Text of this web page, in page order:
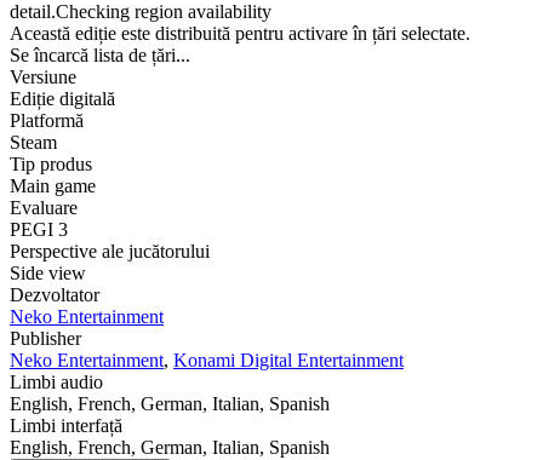
detail.Checking region availability
Această ediție este distribuită pentru activare în țări selectate.
Se încarcă lista de țări...
Versiune
Ediție digitală
Platformă
Steam
Tip produs
Main game
Evaluare
PEGI 3
Perspective ale jucătorului
Side view
Dezvoltator
Neko Entertainment
Publisher
Neko Entertainment, Konami Digital Entertainment
Limbi audio
English, French, German, Italian, Spanish
Limbi interfață
English, French, German, Italian, Spanish